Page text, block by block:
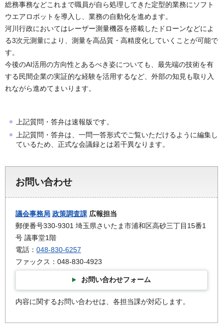
総務事務などこれまで職員が自ら処理してきた定型的業務にソフト
ウエアロボットを導入し、業務の自動化を進めます。
河川行政においてはレーザー測量機器を搭載したドローンなどによ
る3次元測量により、測量を高品質・高精度化していくことが可能で
す。
今後のAI活用の方向性とあるべき姿についても、最先端の技術を有
する民間企業の実証的な経験を活用するなど、外部の知見も取り入
れながら進めてまいります。
上記質問・答弁は速報版です。
上記質問・答弁は、一問一答形式でご覧いただけるように編集し
ているため、正式な会議録とは若干異なります。
お問い合わせ
議会事務局 政策調査課 広報担当
郵便番号330-9301 埼玉県さいたま市浦和区高砂三丁目15番1
号 議事堂1階
電話： 048-830-6257
ファックス：048-830-4923
お問い合わせフォーム
内容に関するお問い合わせは、各担当課が対応します。